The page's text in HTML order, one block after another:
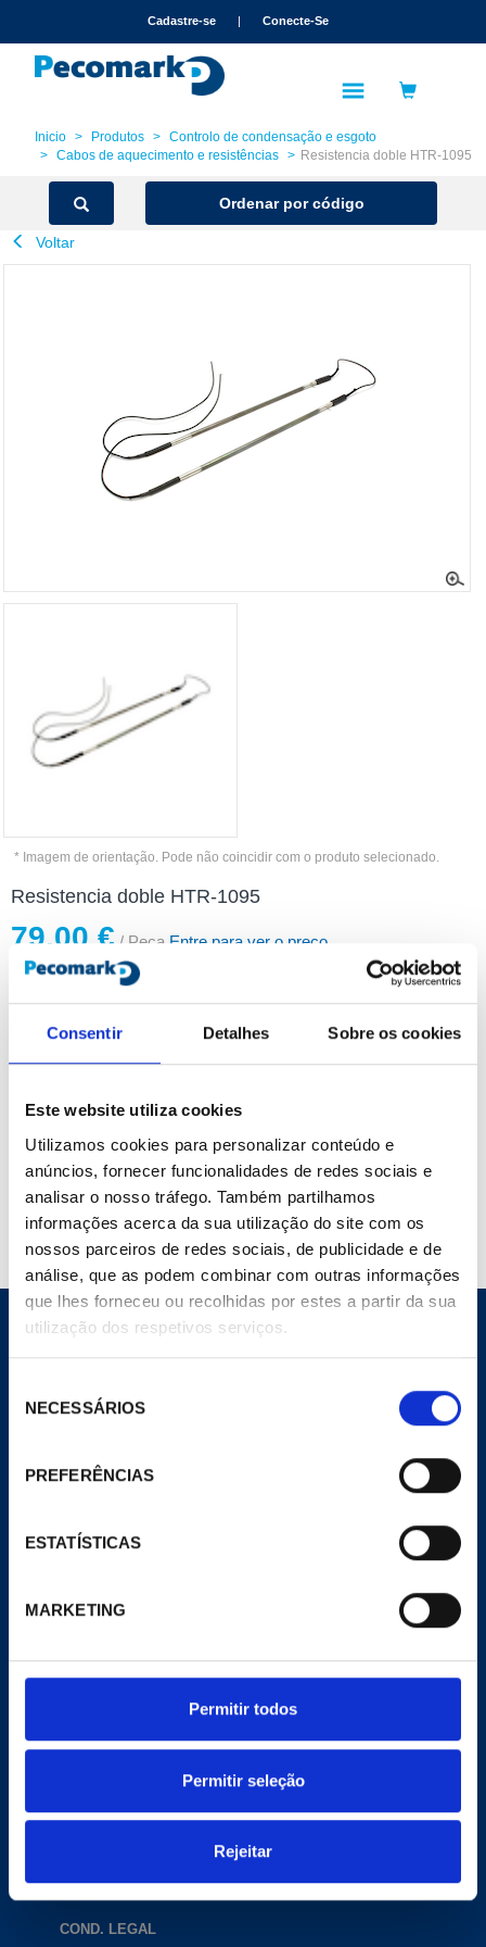
Consentir Detalhes Sobre os cookies
Este website utiliza cookies
Utilizamos cookies para personalizar conteúdo e
anúncios, fornecer funcionalidades de redes sociais e
analisar o nosso tráfego. Também partilhamos
informações acerca da sua utilização do site com os
nossos parceiros de redes sociais, de publicidade e de
análise, que as podem combinar com outras informações
que lhes forneceu ou recolhidas por estes a partir da sua
utilização dos respetivos serviços.
NECESSÁRIOS
PREFERÊNCIAS
ESTATÍSTICAS
MARKETING
Permitir todos
Permitir seleção
Rejeitar
Cadastre-se | Conecte-Se
Inicio Produtos
Controlo de condensação e esgoto
Cabos de aquecimento e resistências
Resistencia doble HTR-1095
Ordenar por código
Voltar
* Imagem de orientação. Pode não coincidir com o produto selecionado.
Resistencia doble HTR-1095
79,00 € / Peça Entre para ver o preço
Cod. Material : 353064
Modelo : HTR-1095
Adicionar ao carrinho
CORPORATIVO
A Empresa
Notícias
Delegações
Website de comércio eletrônico
contacta@pecomark.com
Trabalhar com a gente
Siga-nos no Facebook
COND. LEGAL